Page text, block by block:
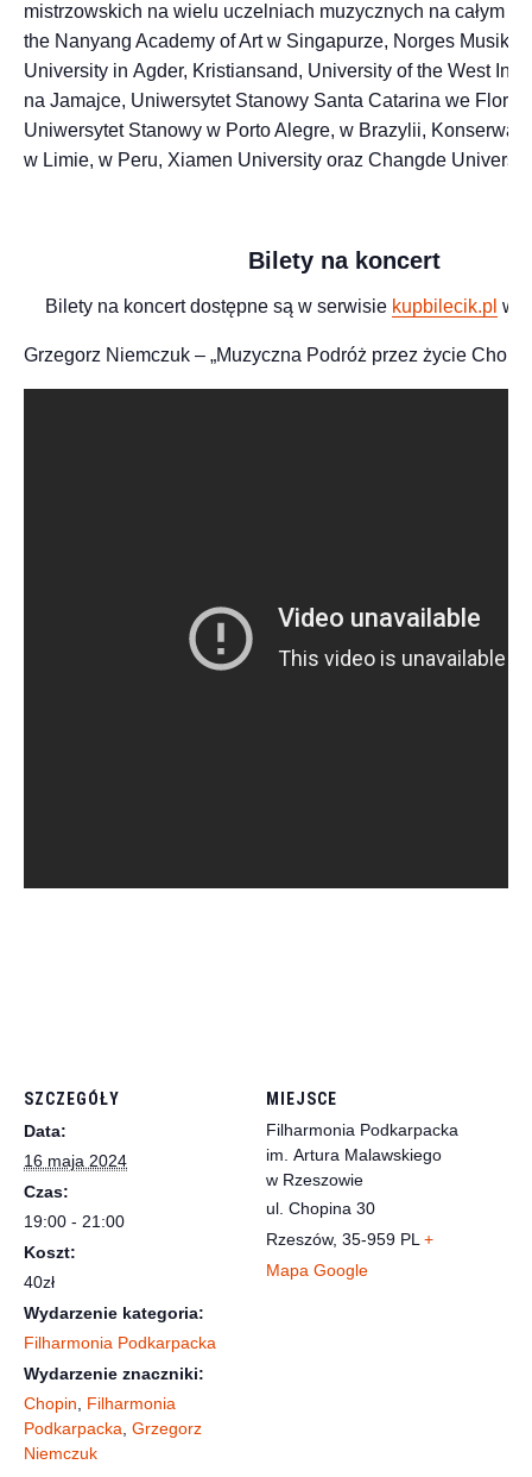
mistrzowskich na wielu uczelniach muzycznych na całym
the Nanyang Academy of Art w Singapurze, Norges
University in Agder, Kristiansand, University of the West
na Jamajce, Uniwersytet Stanowy Santa Catarina we
Uniwersytet Stanowy w Porto Alegre, w Brazylii,
w Limie, w Peru, Xiamen University oraz Changde
Bilety na koncert
Bilety na koncert dostępne są w serwisie kupbilecik.pl w
Grzegorz Niemczuk – „Muzyczna Podróż przez życie
SZCZEGÓŁY
Data:
16 maja 2024
Czas:
19:00 - 21:00
Koszt:
40zł
Wydarzenie kategoria:
Filharmonia Podkarpacka
Wydarzenie znaczniki:
Chopin
Filharmonia
Podkarpacka Grzegorz
Niemczuk
MIEJSCE
Filharmonia Podkarpacka
im. Artura Malawskiego
w Rzeszowie
ul. Chopina 30
Rzeszów, 35-959 PL +
Mapa Google